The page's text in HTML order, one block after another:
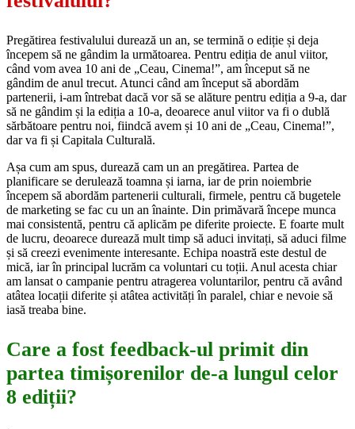
Pregătirea festivalului durează un an, se termină o ediție și deja
începem să ne gândim la următoarea. Pentru ediția de anul viitor,
când vom avea 10 ani de „Ceau, Cinema!”, am început să ne
gândim de anul trecut. Atunci când am început să abordăm
partenerii, i-am întrebat dacă vor să se alăture pentru ediția a 9-a, dar
să ne gândim și la ediția a 10-a, deoarece anul viitor va fi o dublă
sărbătoare pentru noi, fiindcă avem și 10 ani de „Ceau, Cinema!”,
dar va fi și Capitala Culturală.
Așa cum am spus, durează cam un an pregătirea. Partea de
planificare se derulează toamna și iarna, iar de prin noiembrie
începem să abordăm partenerii culturali, firmele, pentru că bugetele
de marketing se fac cu un an înainte. Din primăvară începe munca
mai consistentă, pentru că aplicăm pe diferite proiecte. E foarte mult
de lucru, deoarece durează mult timp să aduci invitați, să aduci filme
și să creezi evenimente interesante. Echipa noastră este destul de
mică, iar în principal lucrăm ca voluntari cu toții. Anul acesta chiar
am lansat o campanie pentru atragerea voluntarilor, pentru că având
atâtea locații diferite și atâtea activități în paralel, chiar e nevoie să
iasă treaba bine.
Care a fost feedback-ul primit din
partea timișorenilor de-a lungul celor
8 ediții?